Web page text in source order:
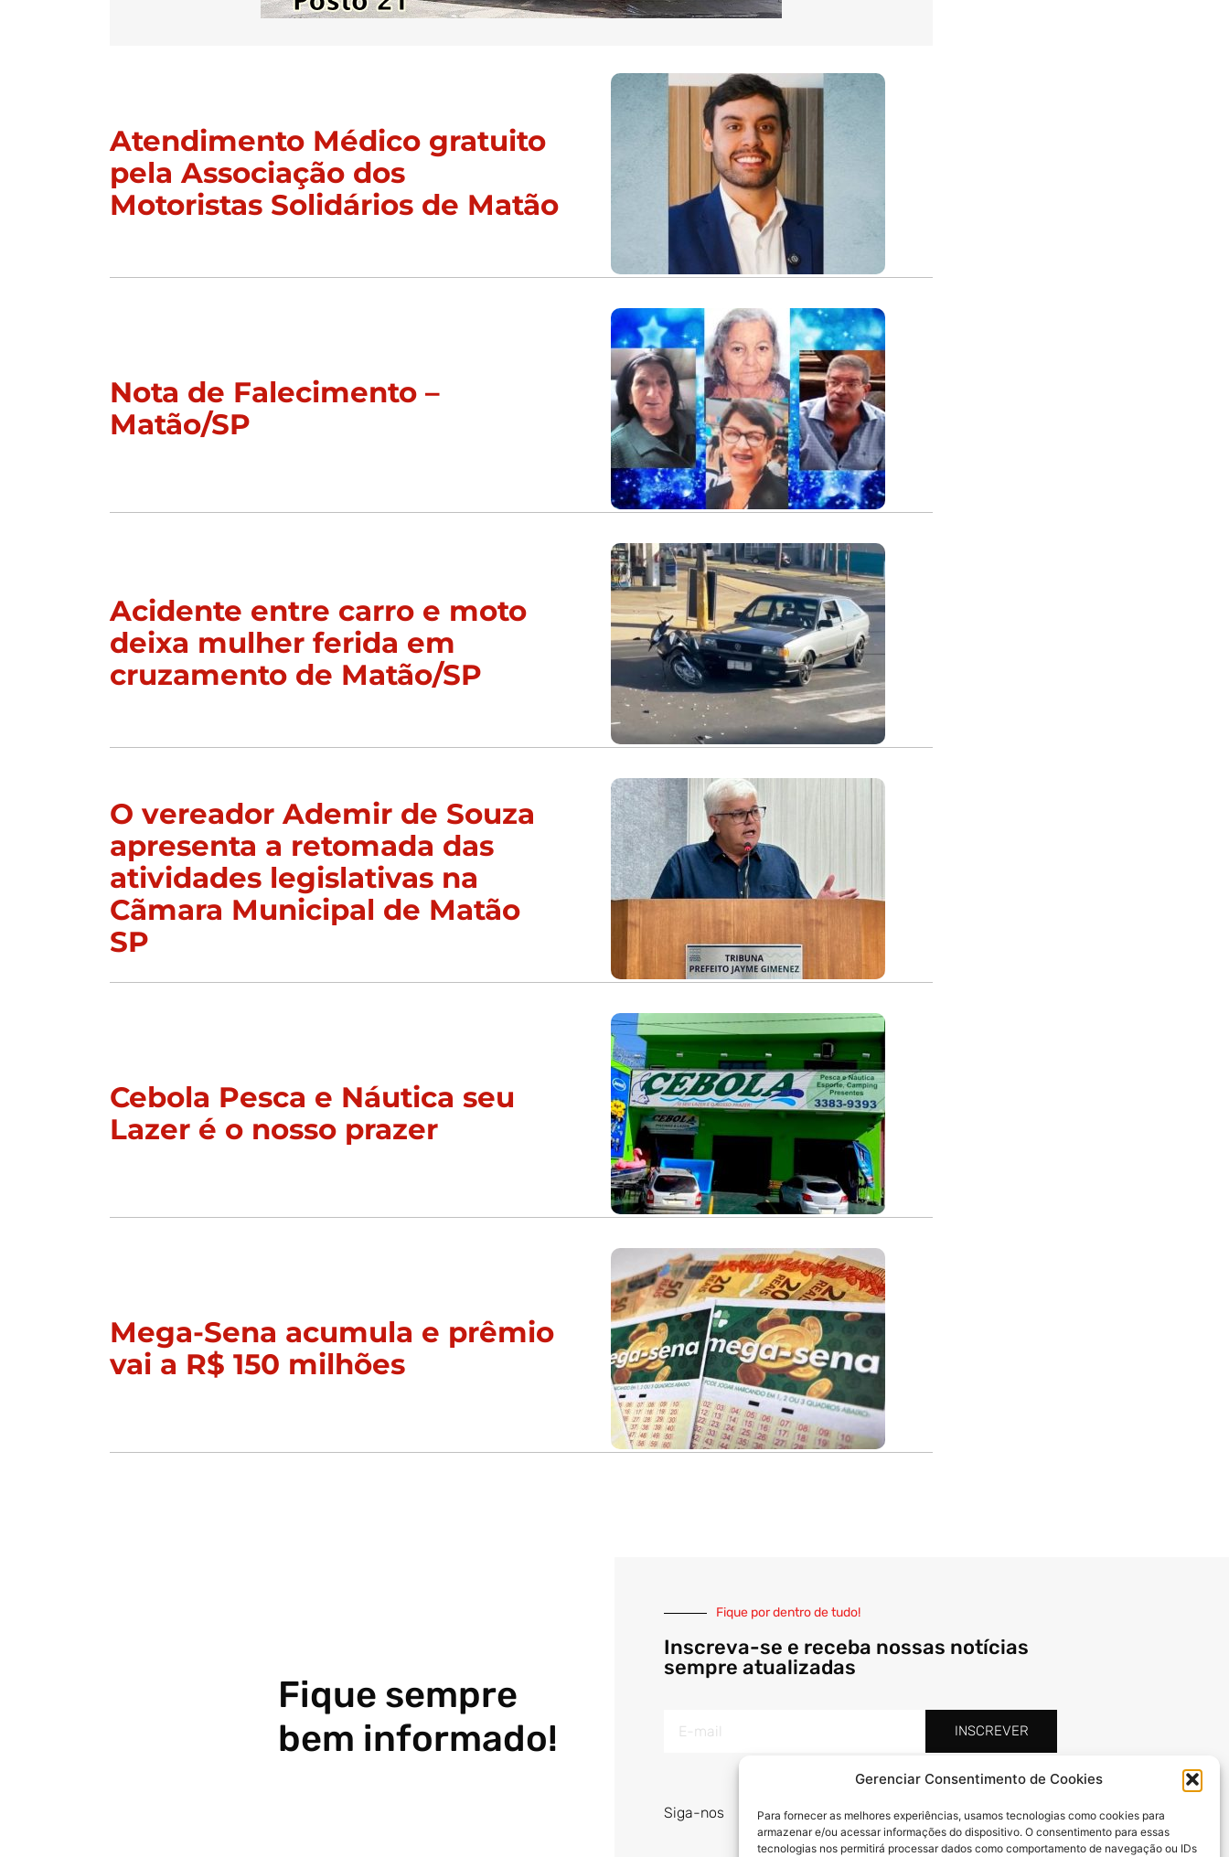
Gerenciar Consentimento de Cookies
Para fornecer as melhores experiências, usamos tecnologias como cookies para
armazenar e/ou acessar informações do dispositivo. O consentimento para essas
tecnologias nos permitirá processar dados como comportamento de navegação ou IDs
Atendimento Médico gratuito
pela Associação dos
Motoristas Solidários de Matão
Nota de Falecimento –
Matão/SP
Acidente entre carro e moto
deixa mulher ferida em
cruzamento de Matão/SP
O vereador Ademir de Souza
apresenta a retomada das
atividades legislativas na
Cãmara Municipal de Matão
SP
Cebola Pesca e Náutica seu
Lazer é o nosso prazer
Mega-Sena acumula e prêmio
vai a R$ 150 milhões
Fique sempre
bem informado!
Fique por dentro de tudo!
Inscreva-se e receba nossas notícias
sempre atualizadas
INSCREVER
Siga-nos